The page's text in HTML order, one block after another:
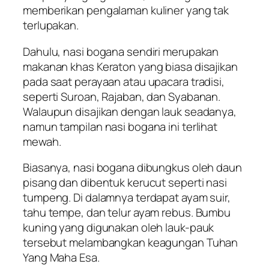
memberikan pengalaman kuliner yang tak
terlupakan.
Dahulu, nasi bogana sendiri merupakan
makanan khas Keraton yang biasa disajikan
pada saat perayaan atau upacara tradisi,
seperti Suroan, Rajaban, dan Syabanan.
Walaupun disajikan dengan lauk seadanya,
namun tampilan nasi bogana ini terlihat
mewah.
Biasanya, nasi bogana dibungkus oleh daun
pisang dan dibentuk kerucut seperti nasi
tumpeng. Di dalamnya terdapat ayam suir,
tahu tempe, dan telur ayam rebus. Bumbu
kuning yang digunakan oleh lauk-pauk
tersebut melambangkan keagungan Tuhan
Yang Maha Esa.